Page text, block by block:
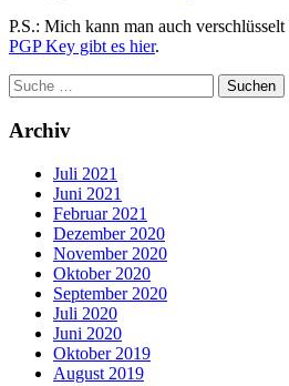
P.S.: Mich kann man auch
PGP Key gibt es hier.
Archiv
Juli 2021
Juni 2021
Februar 2021
Dezember 2020
November 2020
Oktober 2020
September 2020
Juli 2020
Juni 2020
Oktober 2019
August 2019